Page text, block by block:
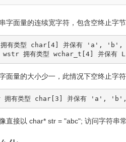
字面量的连续宽字符，包含空终止字
有类型 char[4] 并保有 'a',
拥有类型 wchar_t[4] 并
面量的大小少一，此情况下空终止字符
有类型 char[3] 并保有 'a',
直接以 char* str = "abc"; 访问字符串常